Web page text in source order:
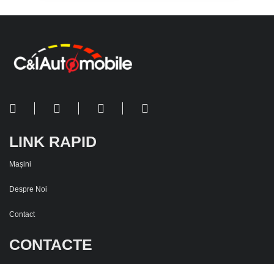
LINK RAPID
Mașini
Despre Noi
Contact
CONTACTE